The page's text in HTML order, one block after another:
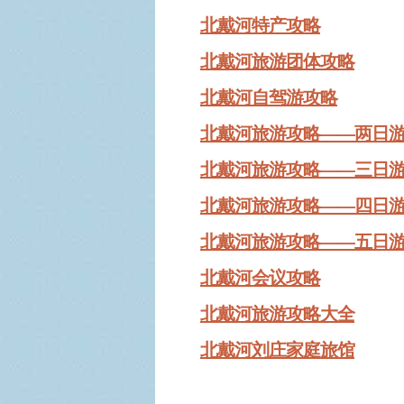
北戴河特产攻略
北戴河旅游团体攻略
北戴河自驾游攻略
北戴河旅游攻略——两日
北戴河旅游攻略——三日
北戴河旅游攻略——四日
北戴河旅游攻略——五日
北戴河会议攻略
北戴河旅游攻略大全
北戴河刘庄家庭旅馆